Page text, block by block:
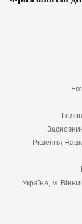
Рішення
Україна, м.